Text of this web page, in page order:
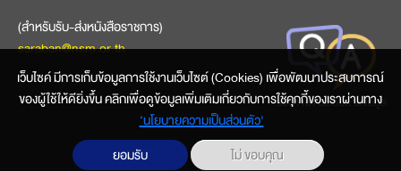
(สำหรับรับ-ส่งหนังสือราชการ)
saraban@nsm.or.th
ช่องทางการสอบถามข้อมูล
เว็บไซค์ มีการเก็บข้อมูลการใช้งานเว็บไซต์ (Cookies) เพื่อพัฒนาประสบการณ์
ของผู้ใช้ให้ดียิ่งขึ้น คลิกเพื่อดูข้อมูลเพิ่มเติมเกี่ยวกับการใช้คุกกี้ของเราผ่านทาง
‘นโยบายความเป็นส่วนตัว'
ยอมรับ
ไม่ ขอบคุณ